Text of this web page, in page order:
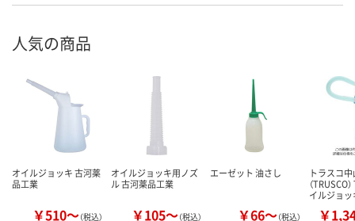
人気の商品
オイルジョッキ 古河薬
品工業
￥510～（税込）
オイルジョッキ用ノズ
ル 古河薬品工業
￥105～（税込）
エーゼット 油さし
￥66～（税込）
トラスコ中
（TRUSCO
イルジョ
￥